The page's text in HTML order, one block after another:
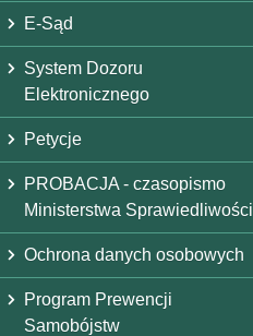
E-Sąd
System Dozoru
Elektronicznego
Petycje
PROBACJA - czasopismo
Ministerstwa Sprawiedliwości
Ochrona danych osobowych
Program Prewencji
Samobójstw